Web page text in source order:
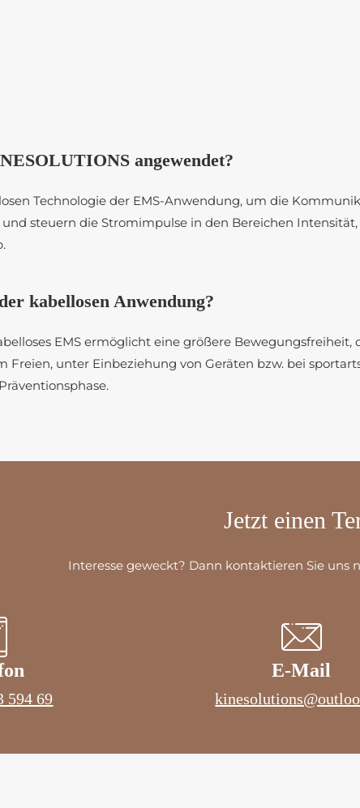
angewendet?
Technologie der EMS-Anwendung, um die
steuern die Stromimpulse in den Bereichen
kabellosen Anwendung?
EMS ermöglicht eine größere
Freien, unter Einbeziehung von Geräten bzw. bei
Jetzt einen
Interesse geweckt? Dann kontaktieren Sie uns
594 69
E-Mail